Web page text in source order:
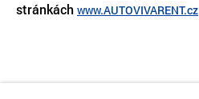
stránkách www.AUTOVIVARENT.cz